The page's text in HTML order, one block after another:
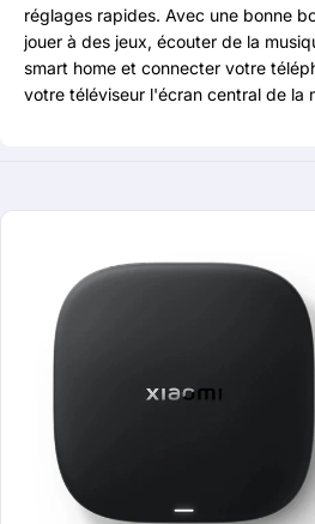
réglages rapides. Avec une bonne
jouer à des jeux, écouter de la
smart home et connecter votre
votre téléviseur l'écran central de la